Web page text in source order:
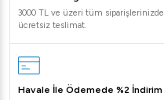
3000 TL ve üzeri tüm siparişlerinizde
ücretsiz teslimat.
Havale İle Ödemede %2 İndirim